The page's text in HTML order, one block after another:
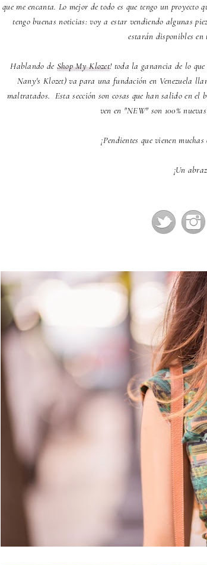
que me encanta. Lo mejor de todo es que tengo un
tengo buenas noticias: voy a estar vendiendo algunas
estarán disponibles
Hablando de Shop My Klozet! toda la ganancia de lo que
Nany's Klozet) va para una fundación en Venezuela
maltratados. Esta sección son cosas que han salido en
ven en "NEW" son 100%
¡Pendientes que vienen
¡Un